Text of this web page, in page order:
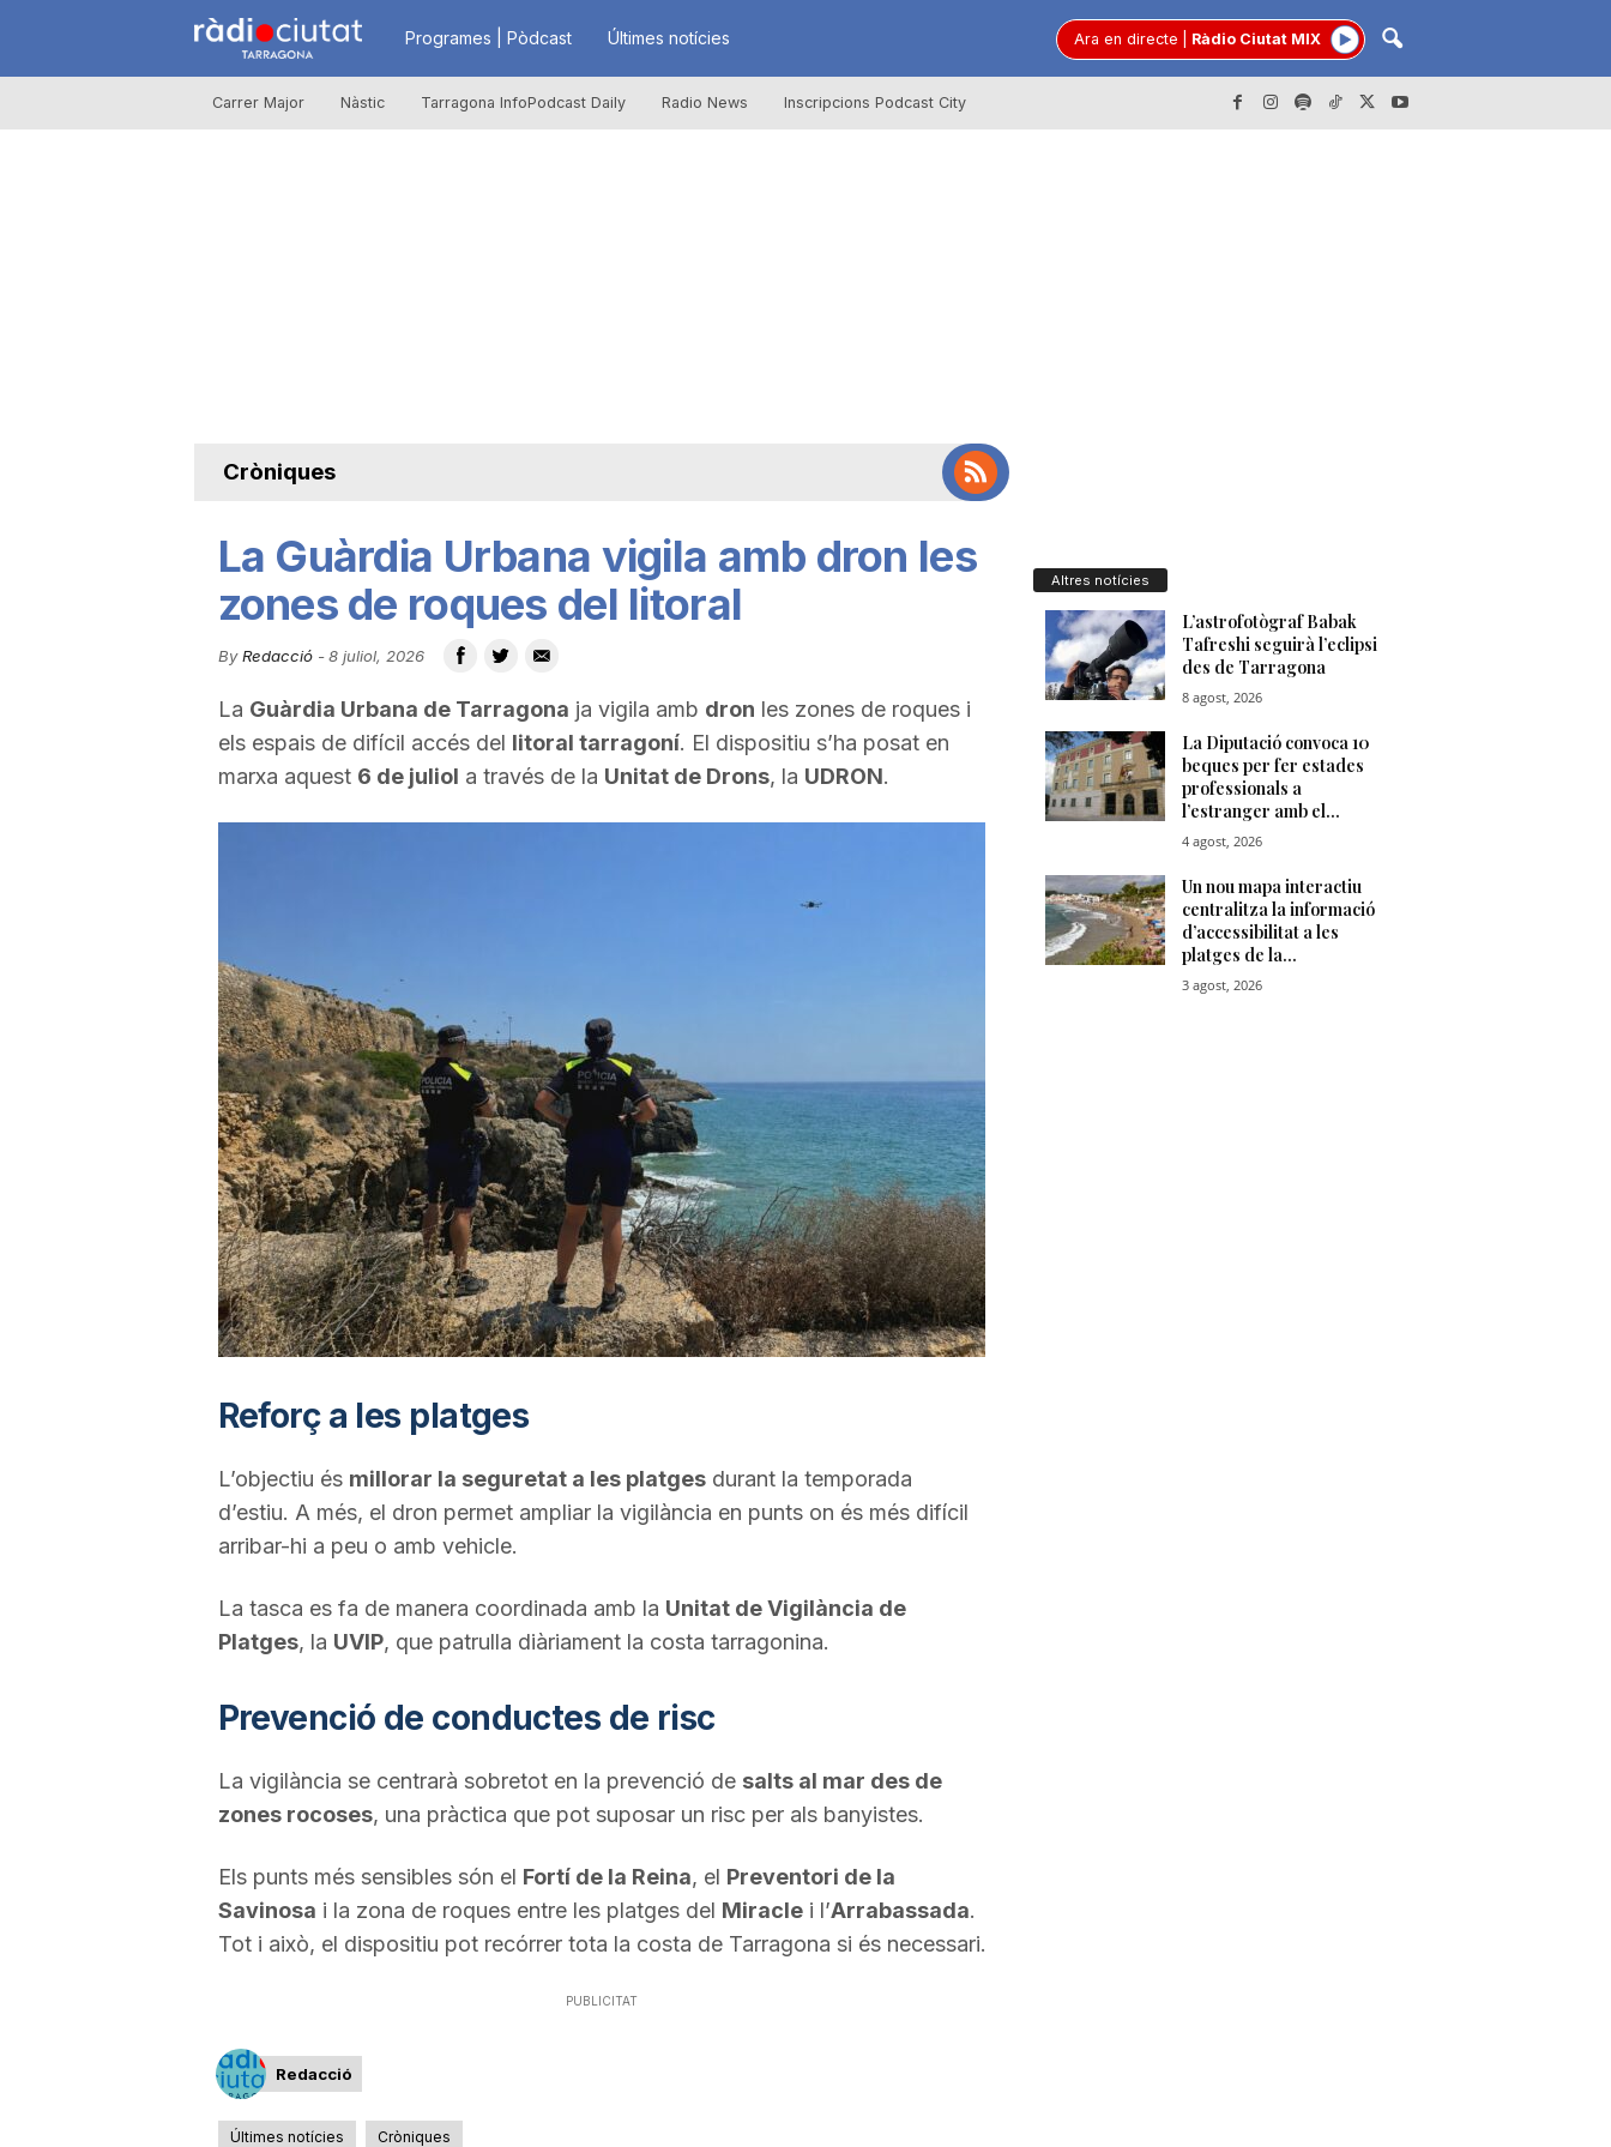
R
à
u
t
T
a
r
r
a
g
a
Programes | Pòdcast Últimes notícies Ara en directe Ràdio Ciutat MIX
Carrer Major Nàstic Tarragona InfoPodcast Daily Radio News Inscripcions Podcast City
Cròniques
La Guàrdia Urbana vigila amb dron les
zones de roques del litoral
By Redacció- 8 juliol, 2026
La Guàrdia Urbana de Tarragona ja vigila amb dron les zones de roques i
els espais de difícil accés del litoral tarragoní. El dispositiu s’ha posat en
marxa aquest 6 de juliol a través de la Unitat de Drons, la UDRON.
Reforç a les platges
L’objectiu és millorar la seguretat a les platgesdurant la temporada
d’estiu. A més, el dron permet ampliar la vigilància en punts on és més difícil
arribar-hi a peu o amb vehicle.
La tasca es fa de manera coordinada amb la Unitat de Vigilància de
Platges, la UVIP, que patrulla diàriament la costa tarragonina.
Prevenció de conductes de risc
La vigilància se centrarà sobretot en la prevenció de salts al mar des de
zones rocoses, una pràctica que pot suposar un risc per als banyistes.
Els punts més sensibles són el Fortí de la Reina, el Preventori de la
Savinosa i la zona de roques entre les platges del Miraclei l’Arrabassada.
Tot i això, el dispositiu pot recórrer tota la costa de Tarragona si és necessari.
PUBLICITAT
Redacció
Últimes notícies Cròniques
Altres notícies